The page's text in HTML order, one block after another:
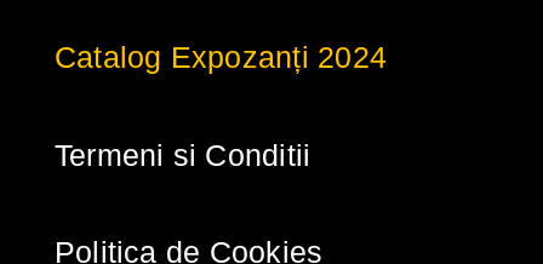
Catalog Expozanți 2024
Termeni si Conditii
Politica de Cookies